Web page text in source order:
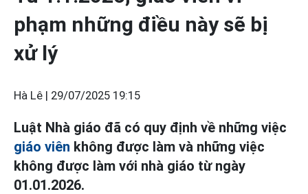
phạm những điều này sẽ bị
xử lý
Hà Lê | 29/07/2025 19:15
Luật Nhà giáo đã có quy định về những việc
giáo viên không được làm và những việc
không được làm với nhà giáo từ ngày
01.01.2026.